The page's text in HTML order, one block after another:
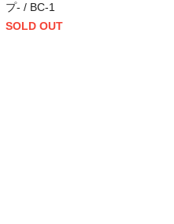
プ- / BC-1
SOLD OUT